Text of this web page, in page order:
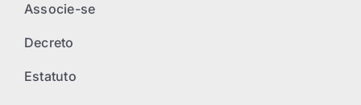
Associe-se
Decreto
Estatuto